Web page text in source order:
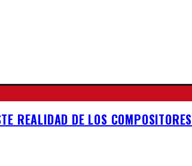
REALIDAD DE LOS COMPOSITORES